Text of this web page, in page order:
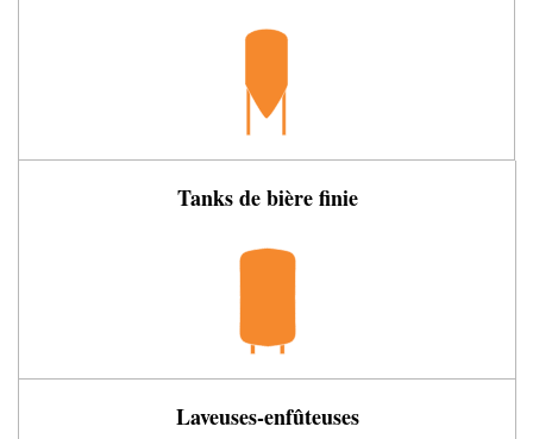
Tanks de bière finie
Laveuses-enfûteuses